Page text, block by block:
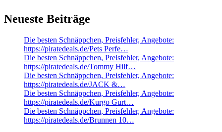
Neueste Beiträge
Die besten Schnäppchen, Preisfehler, Angebote:
https://piratedeals.de/Pets Perfe…
Die besten Schnäppchen, Preisfehler, Angebote:
https://piratedeals.de/Tommy Hilf…
Die besten Schnäppchen, Preisfehler, Angebote:
https://piratedeals.de/JACK &…
Die besten Schnäppchen, Preisfehler, Angebote:
https://piratedeals.de/Kurgo Gurt…
Die besten Schnäppchen, Preisfehler, Angebote:
https://piratedeals.de/Brunnen 10…